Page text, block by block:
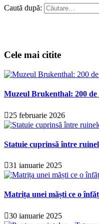
Caută după:
Cele mai citite
Muzeul Brukenthal: 200
25 februarie 2026
Statuie cuprinsă între
31 ianuarie 2025
Matrița unei măști ce o
30 ianuarie 2025